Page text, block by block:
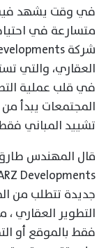
في وقت يشهد فيه
متسارعة في
العقاري، والتي
في قلب عملية
المجتمعات يبدأ
تشييد المباني
قال المهندس
جديدة تتطلب من
التطوير العقاري
فقط بالموقع أو